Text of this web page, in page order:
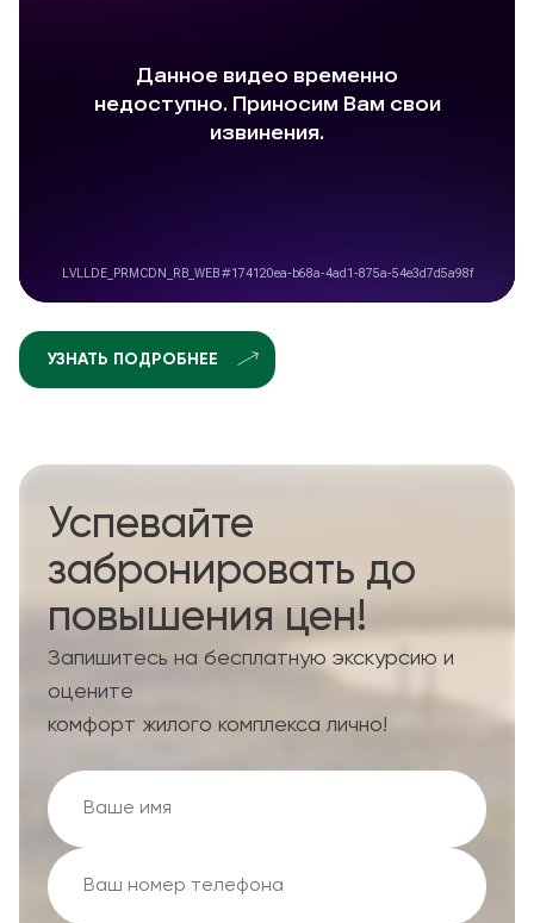
УЗНАТЬ ПОДРОБНЕЕ
Успевайте
забронировать до
повышения цен!
Запишитесь на бесплатную экскурсию и
оцените
комфорт жилого комплекса лично!